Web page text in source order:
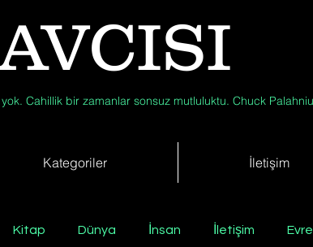
Cahillik bir zamanlar sonsuz mutluluktu. Chuck
Kategoriler İletişim
Kitap Dünya İnsan İletişim